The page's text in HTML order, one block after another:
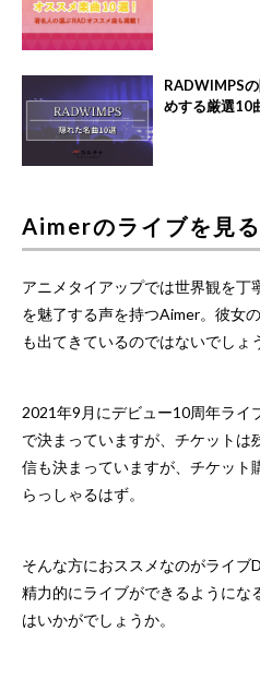
RADWIMPS
めする厳選10
Aimerのライブを見
アニメタイアップでは世界観を丁
を魅了する声を持つAimer。彼女
も出てきているのではないでしょ
2021年9月にデビュー10周年ライ
で決まっていますが、チケットは
信も決まっていますが、チケット
らっしゃるはず。
そんな方におススメなのがライブ
精力的にライブができるようにな
はいかがでしょうか。